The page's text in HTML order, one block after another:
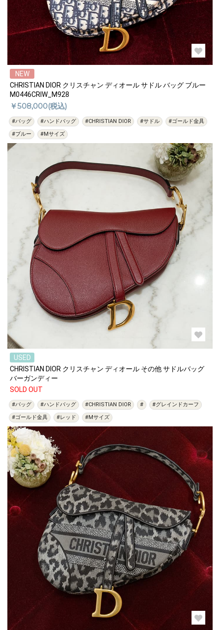
NEW
CHRISTIAN DIOR クリスチャン ディオール サドル バッグ ブルー
M0446CRIW_M928
￥508,000(税込)
#バッグ #ハンドバッグ #CHRISTIAN DIOR #サドル
#ゴールド金具
#ブルー
#Mサイズ
USED
CHRISTIAN DIOR クリスチャン ディオール その他 サドルバッグ
バーガンディー
SOLD OUT
#バッグ #ハンドバッグ #CHRISTIAN DIOR #
#グレインドカーフ
#ゴールド金具
#レッド #Mサイズ